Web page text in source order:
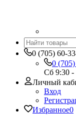
0 (705) 60-
0
Сб 9:30
Личный
Вход
Избранное0